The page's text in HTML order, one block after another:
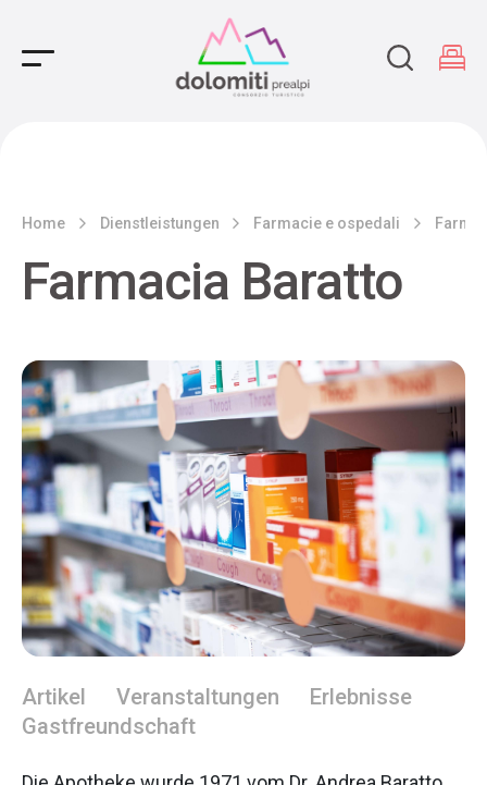
Main Navigation
Home Dienstleistungen Farmacie e ospedali
Farmacia Baratto
Artikel Veranstaltungen
Erlebnisse
Gastfreundschaft